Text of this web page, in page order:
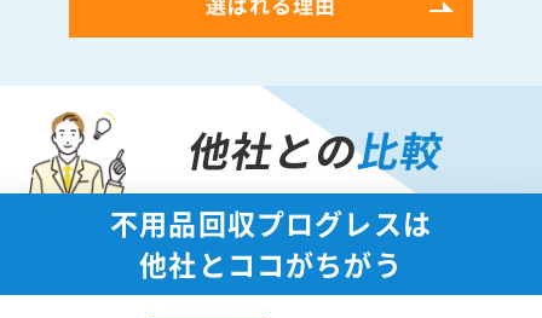
他社との比較
不用品回収プログレスは
他社とココがちがう